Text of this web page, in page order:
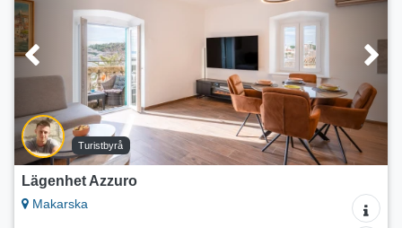
Turistbyrå
Lägenhet Azzuro
Makarska